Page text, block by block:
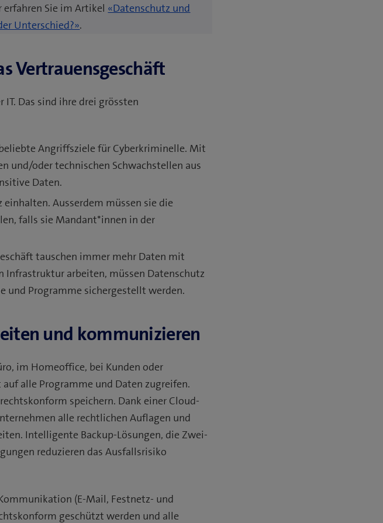
Sie im Artikel «Datenschutz und
Unterschied?».
Vertrauensgeschäft
Das sind ihre drei grössten
Angriffsziele für Cyberkriminelle. Mit
und/oder technischen Schwachstellen aus
Daten.
Ausserdem müssen sie die
falls sie Mandant*innen in der
tauschen immer mehr Daten mit
arbeiten, müssen Datenschutz
und Programme sichergestellt werden.
und kommunizieren
im Homeoffice, bei Kunden oder
alle Programme und Daten zugreifen.
speichern. Dank einer Cloud-
alle rechtlichen Auflagen und
Intelligente Backup-Lösungen, die Zwei-
reduzieren das Ausfallsrisiko
(E-Mail, Festnetz- und
geschützt werden und alle